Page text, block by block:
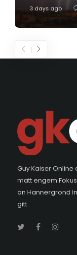
3 days ago
Guy Kaiser
matt engem
an Hannergrond
gitt.